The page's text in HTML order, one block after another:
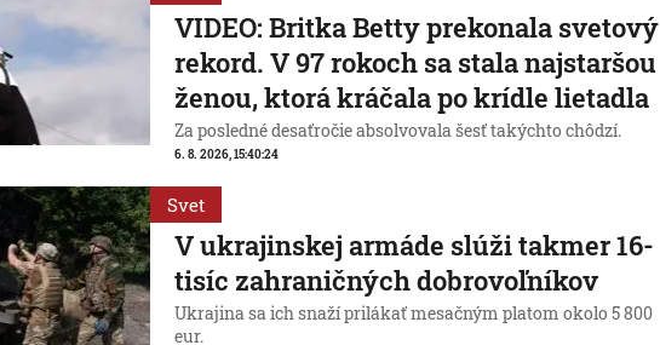
VIDEO: Britka Betty prekonala svetový
rekord. V 97 rokoch sa stala najstaršou
ženou, ktorá kráčala po krídle lietadla
Za posledné desaťročie absolvovala šesť takýchto chôdzí.
6. 8. 2026, 15:40:24
Svet
V ukrajinskej armáde slúži takmer 16-
tisíc zahraničných dobrovoľníkov
Ukrajina sa ich snaží prilákať mesačným platom okolo 5 800
eur.